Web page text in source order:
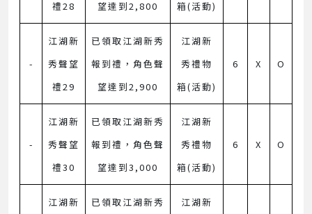
禮28
望達到2,800
箱(活動)
-
江湖新
秀聲望
禮29
已領取江湖新秀
報到禮，角色聲
望達到2,900
江湖新
秀禮物
箱(活動)
6 X O
-
江湖新
秀聲望
禮30
已領取江湖新秀
報到禮，角色聲
望達到3,000
江湖新
秀禮物
箱(活動)
6 X O
江湖新
已領取江湖新秀
江湖新